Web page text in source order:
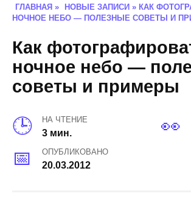
ГЛАВНАЯ » НОВЫЕ ЗАПИСИ » КАК
НОЧНОЕ НЕБО — ПОЛЕЗНЫЕ СОВЕТЫ И
Как
ночное небо —
советы и примеры
НА ЧТЕНИЕ
3 мин.
ОПУБЛИКОВАНО
20.03.2012